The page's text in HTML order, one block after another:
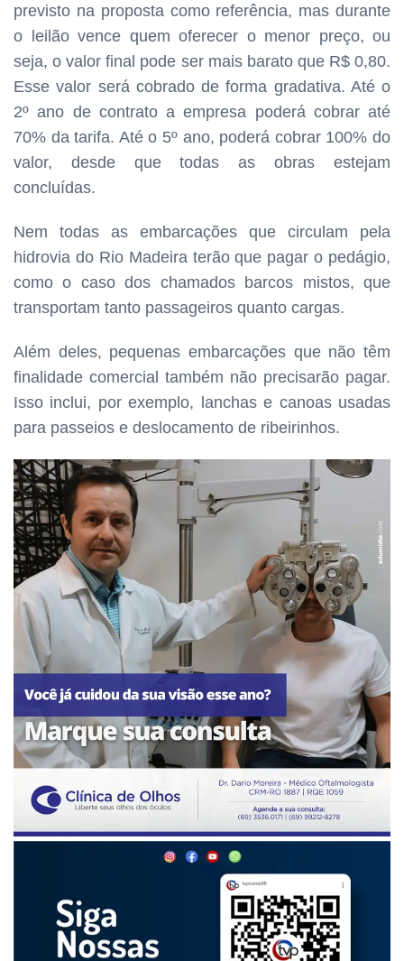
previsto na proposta como referência, mas durante
o leilão vence quem oferecer o menor preço, ou
seja, o valor final pode ser mais barato que R$ 0,80.
Esse valor será cobrado de forma gradativa. Até o
2º ano de contrato a empresa poderá cobrar até
70% da tarifa. Até o 5º ano, poderá cobrar 100% do
valor, desde que todas as obras estejam
concluídas.
Nem todas as embarcações que circulam pela
hidrovia do Rio Madeira terão que pagar o pedágio,
como o caso dos chamados barcos mistos, que
transportam tanto passageiros quanto cargas.
Além deles, pequenas embarcações que não têm
finalidade comercial também não precisarão pagar.
Isso inclui, por exemplo, lanchas e canoas usadas
para passeios e deslocamento de ribeirinhos.